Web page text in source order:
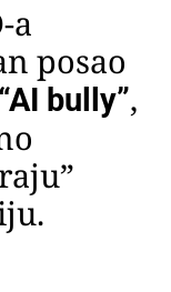
a
posao
“AI bully”,